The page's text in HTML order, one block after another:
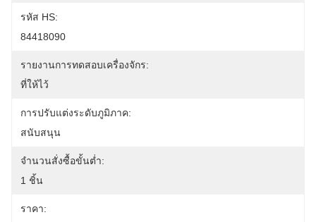
รหัส HS:
84418090
รายงานการทดสอบเครื่องจักร:
ที่ให้ไว้
การปรับแต่งระดับภูมิภาค:
สนับสนุน
จำนวนสั่งซื้อขั้นต่ำ:
1 ชิ้น
ราคา: